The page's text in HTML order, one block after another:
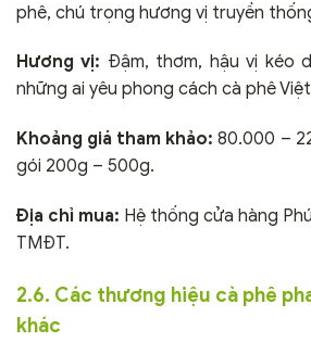
phê, chú trọng hương vị truyền
Hương vị: Đậm, thơm, hậu vị kéo
những ai yêu phong cách cà phê
Khoảng giá tham khảo: 80.000 –
gói 200g – 500g.
Địa chỉ mua: Hệ thống cửa hàng
TMĐT.
2.6. Các thương hiệu cà phê
khác